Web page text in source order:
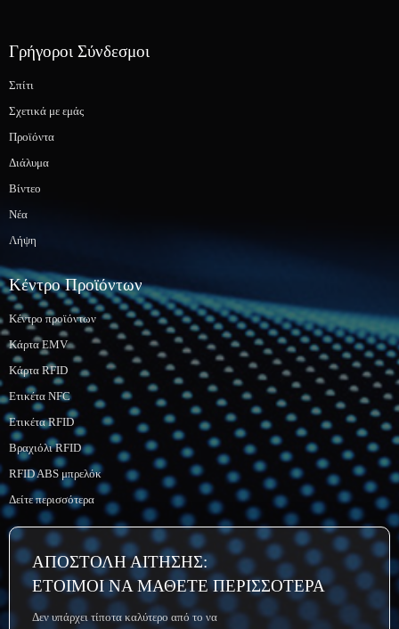
Γρήγοροι Σύνδεσμοι
Σπίτι
Σχετικά με εμάς
Προϊόντα
Διάλυμα
Βίντεο
Νέα
Λήψη
Κέντρο Προϊόντων
Κέντρο προϊόντων
Κάρτα EMV
Κάρτα RFID
Ετικέτα NFC
Ετικέτα RFID
Βραχιόλι RFID
RFID ABS μπρελόκ
Δείτε περισσότερα
ΑΠΟΣΤΟΛΗ ΑΙΤΗΣΗΣ:
ΕΤΟΙΜΟΙ ΝΑ ΜΑΘΕΤΕ ΠΕΡΙΣΣΟΤΕΡΑ
Δεν υπάρχει τίποτα καλύτερο από το να